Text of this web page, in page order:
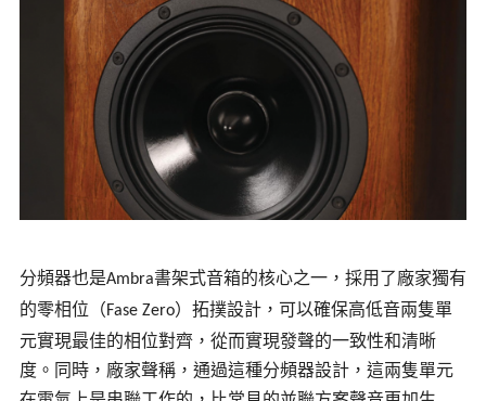
分頻器也是Ambra書架式音箱的核心之一，採用了廠家獨有
的零相位（Fase Zero）拓撲設計，可以確保高低音兩隻單
元實現最佳的相位對齊，從而實現發聲的一致性和清晰
度。同時，廠家聲稱，通過這種分頻器設計，這兩隻單元